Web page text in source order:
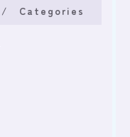
Categories